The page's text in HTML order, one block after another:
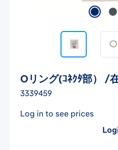
Oリング(ｺﾈｸﾀ部） /
3339459
Log in to see prices